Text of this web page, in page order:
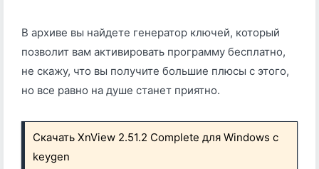
В архиве вы найдете генератор ключей, который
позволит вам активировать программу бесплатно,
не скажу, что вы получите большие плюсы с этого,
но все равно на душе станет приятно.
Скачать XnView 2.51.2 Complete для Windows с
keygen